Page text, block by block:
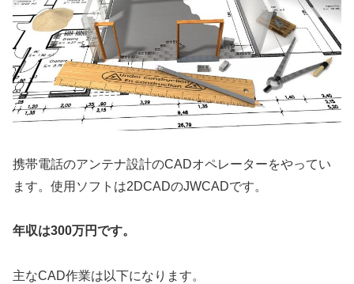
携帯電話のアンテナ設計のCADオペレーターをやってい
ます。使用ソフトは2DCADのJWCADです。
年収は300万円です。
主なCAD作業は以下になります。